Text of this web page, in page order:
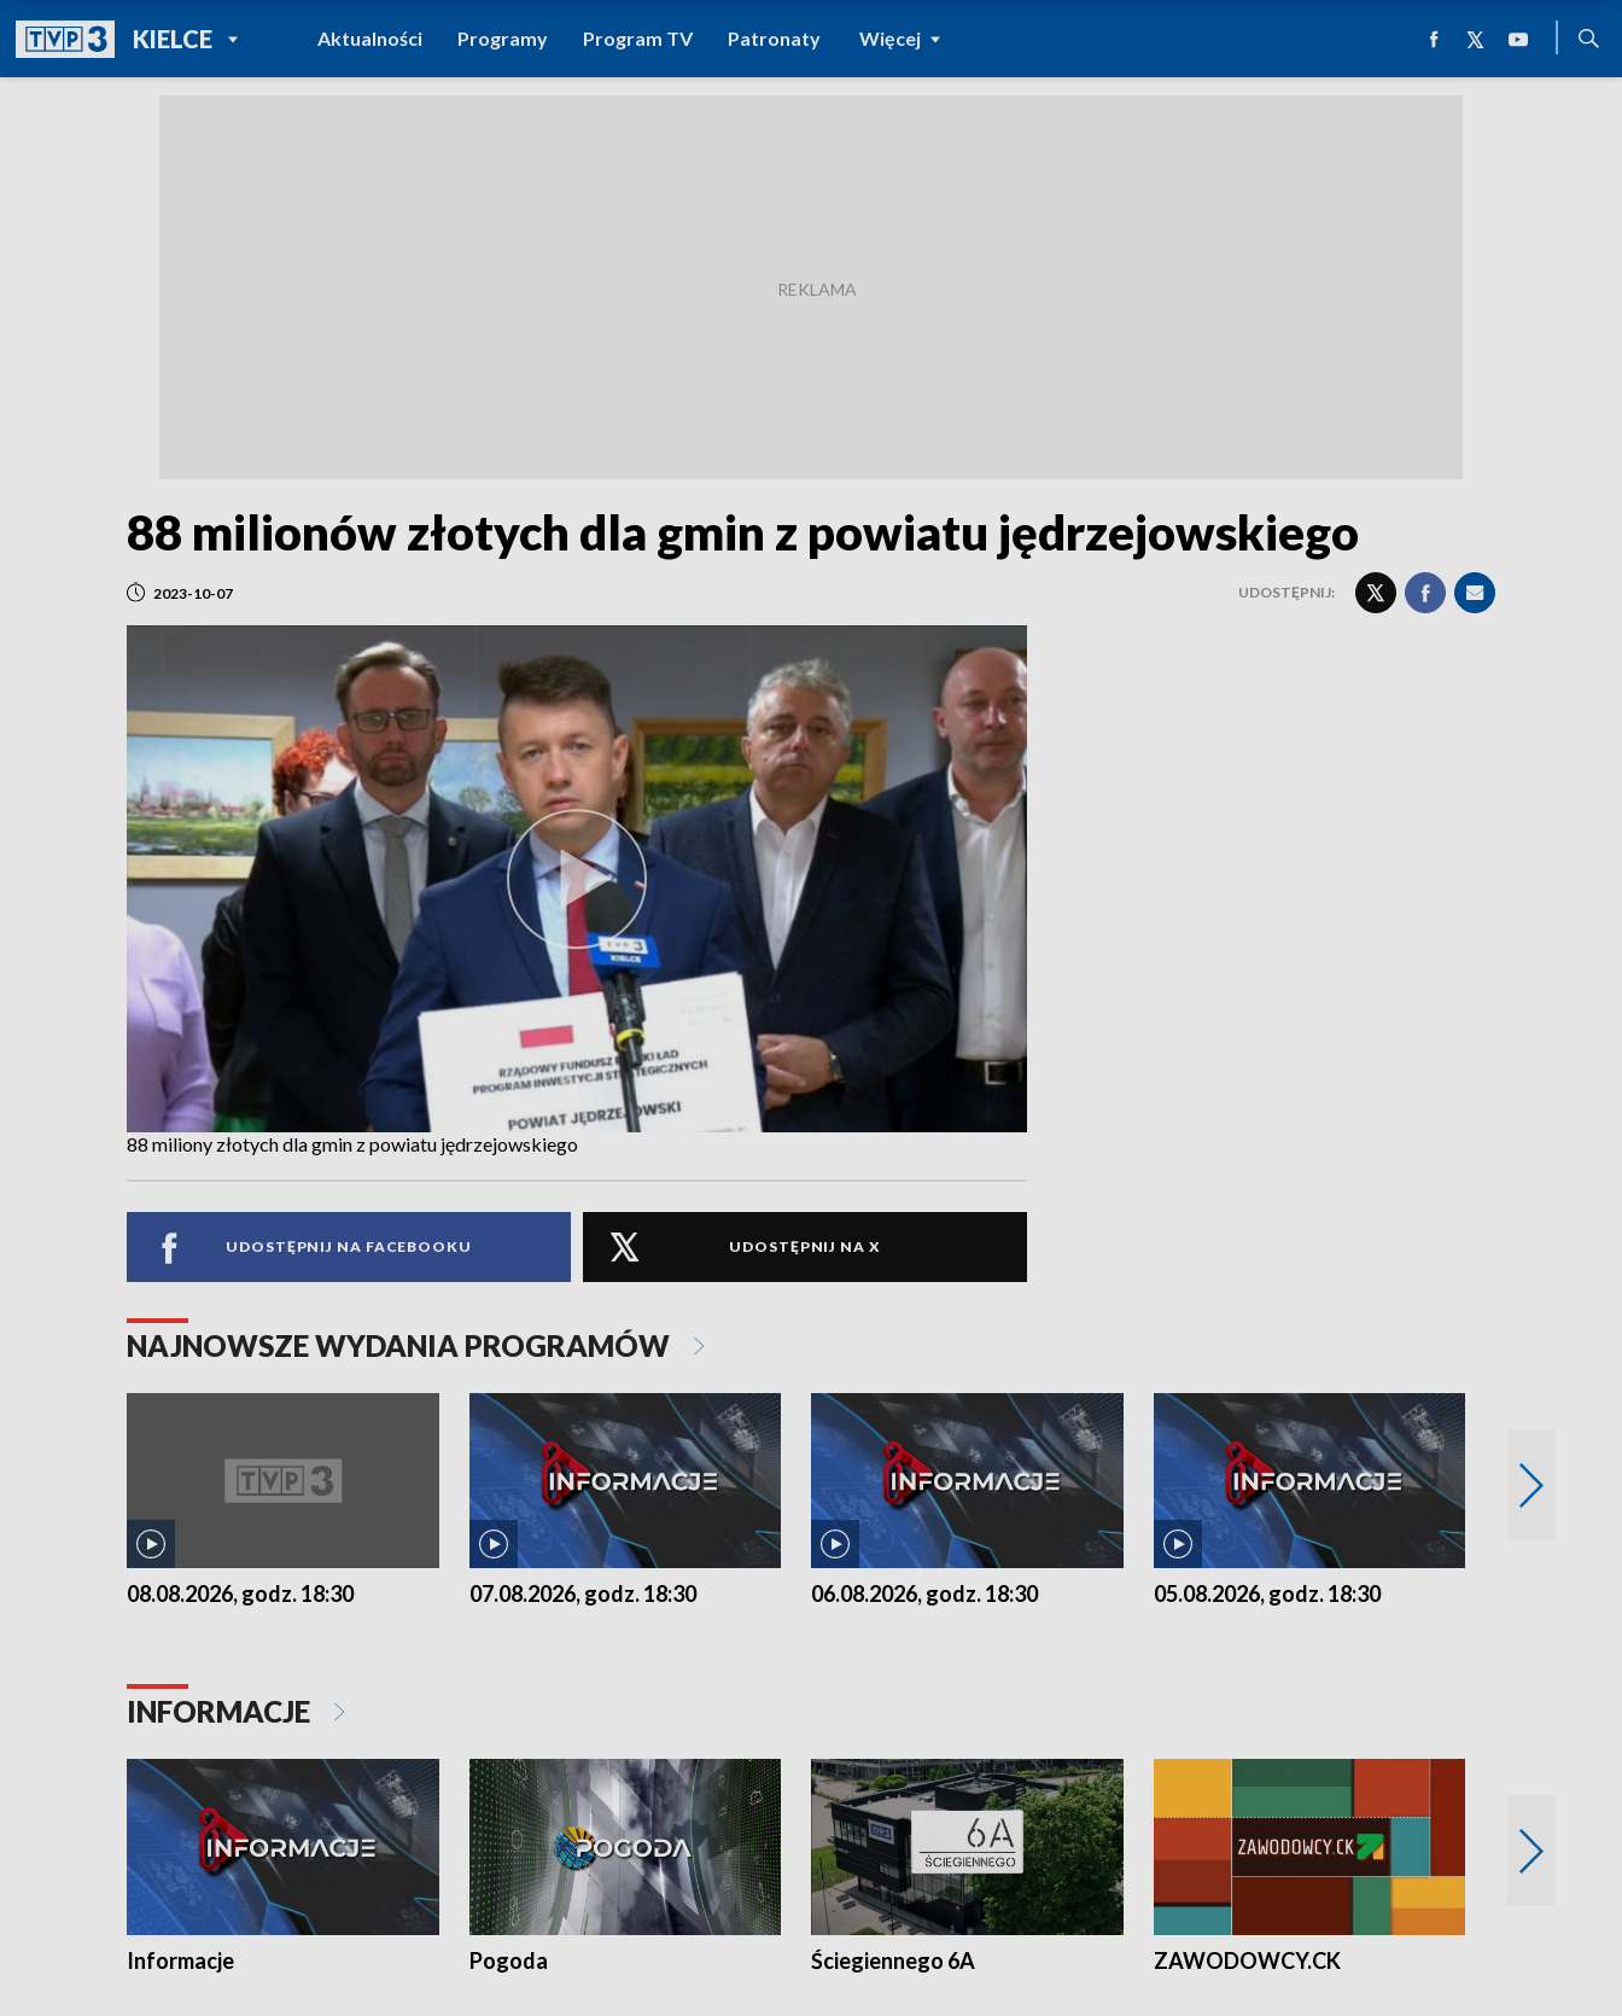
KIELCEPOWRÓT DO
TVP REGIONY
Aktualności Programy Program TV Patronaty Więcej
88 milionów złotych dla gmin z powiatu jędrzejowskiego
2023-10-07 UDOSTĘPNIJ:
88 miliony złotych dla gmin z powiatu jędrzejowskiego
UDOSTĘPNIJ NA FACEBOOKU UDOSTĘPNIJ NA X
NAJNOWSZE WYDANIA PROGRAMÓW
08.08.2026, godz. 18:30 07.08.2026, godz. 18:30 06.08.2026, godz. 18:30 05.08.2026, godz. 18:30
INFORMACJE
Informacje Pogoda Ściegiennego 6A ZAWODOWCY.CK